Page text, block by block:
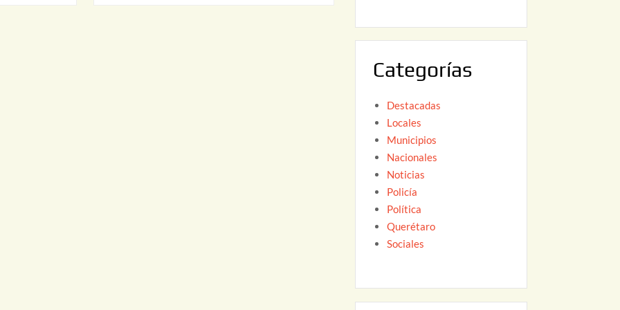
2
Categorías
Destacadas
Locales
Municipios
Nacionales
Noticias
Policía
Política
Querétaro
Sociales